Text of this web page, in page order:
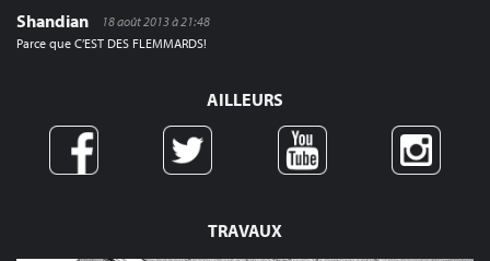
TRAVAUX
Shandian
18 août 2013 à 21:48
Parce que C’EST DES FLEMMARDS!
AILLEURS